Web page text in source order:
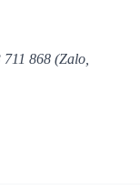
711 868 (Zalo,